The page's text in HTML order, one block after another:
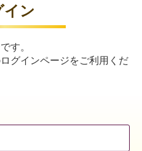
イン
す。
グインページをご利用くだ